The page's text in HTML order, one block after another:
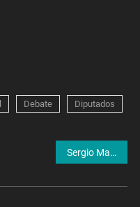
Debate
Diputados
Sergio Maldonado: «La causa está detenida hace tres años»